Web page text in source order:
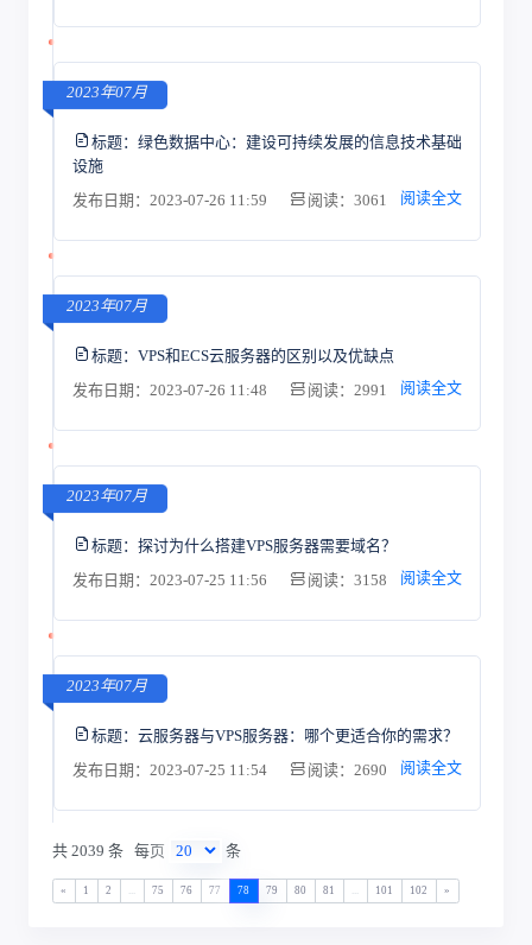
2023年07月
标题： 绿色数据中心：建设可持续发展的信息技术基础
设施
发布日期：2023-07-26 11:59
阅读：3061 阅读全文
2023年07月
标题： VPS和ECS云服务器的区别以及优缺点
发布日期：2023-07-26 11:48
阅读：2991 阅读全文
2023年07月
标题： 探讨为什么搭建VPS服务器需要域名？
发布日期：2023-07-25 11:56
阅读：3158 阅读全文
2023年07月
标题： 云服务器与VPS服务器：哪个更适合你的需求？
发布日期：2023-07-25 11:54
阅读：2690 阅读全文
共 2039 条 每页 条
« 1 2 75 76 77 78 79 80 81 101 102 »